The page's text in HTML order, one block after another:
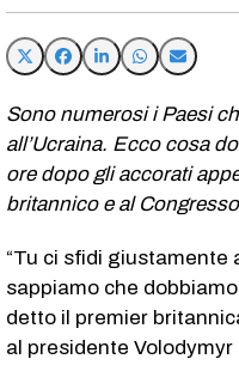
Sono numerosi i Paesi
all’Ucraina. Ecco cosa
ore dopo gli accorati
britannico e al
“Tu ci sfidi giustamente
sappiamo che
detto il premier
al presidente